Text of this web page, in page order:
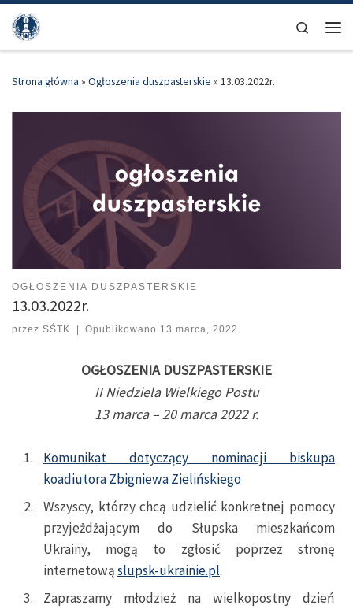
Przejdź do treści
Search
Strona główna » Ogłoszenia duszpasterskie » 13.03.2022r.
OGŁOSZENIA DUSZPASTERSKIE
13.03.2022r.
przez SŚTK Opublikowano 13 marca, 2022
OGŁOSZENIA DUSZPASTERSKIE
II Niedziela Wielkiego Postu
13 marca – 20 marca 2022 r.
Komunikat dotyczący nominacji biskupa
koadiutora Zbigniewa Zielińskiego
Wszyscy, którzy chcą udzielić konkretnej pomocy
przyjeżdżającym do Słupska mieszkańcom
Ukrainy, mogą to zgłosić poprzez stronę
internetowąslupsk-ukrainie.pl.
Zapraszamy młodzież na wielkopostny dzień